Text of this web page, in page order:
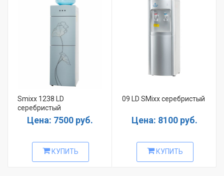
Smixx 1238 LD
серебристый
Цена: 7500 руб.
КУПИТЬ
09 LD SMixx серебристый
Цена: 8100 руб.
КУПИТЬ